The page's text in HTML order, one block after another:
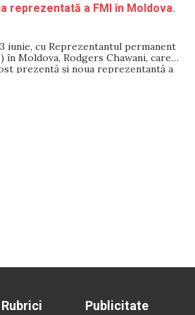
reprezentată a FMI în Moldova.
iunie, cu Reprezentantul permanent
Moldova, Rodgers Chawani, care
prezentă și noua reprezentantă a
cadrul întrevederii s-a discutat
Rubrici Publicitate